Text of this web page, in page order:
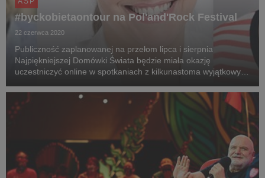
#byckobietaontour na Pol'and'Rock Festival
22 czerwca 2020
Publiczność zaplanowanej na przełom lipca i sierpnia
Najpiękniejszej Domówki Świata będzie miała okazję
uczestniczyć online w spotkaniach z kilkunastoma wyjątkowymi
dotąd m.in. braci Sekielskich, Ewy Ewart i Andrzeja...